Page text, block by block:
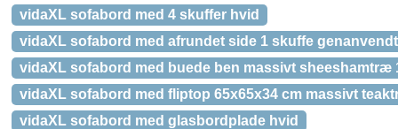
vidaXL sofabord med 4 skuffer hvid
vidaXL sofabord med afrundet side 1 skuffe
vidaXL sofabord med buede ben massivt sheeshamtræ
vidaXL sofabord med fliptop 65x65x34 cm massivt
vidaXL sofabord med glasbordplade hvid